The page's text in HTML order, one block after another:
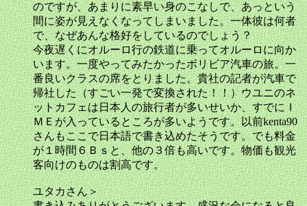
のですが、あまりに素早い身のこなしで、あっという
間に姿が見えなくなってしまいました。一体彼は何者
で、なぜあんな格好をしているのでしょう？
今夜遅くにオルーロ行の鉄道に乗ってオルーロに向か
います。一度やってみたかったボリビア汽車の旅。一
番良いクラスの席をとりました。貴社の記者が汽車で
帰社した（すごい一発で変換された！！）ウユニのネ
ットカフェは日本人の旅行者が多いせいか、すでにＩ
ＭＥが入っているところが多いようです。以前kenta90
さんもここで日本語で書き込めたそうです。でも料金
が１時間６Ｂｓと、他の３倍も高いです。物価も観光
客向けのものは割高です。
ユタカさん＞